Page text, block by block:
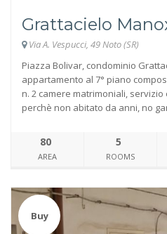
Grattacielo
Via A. Vespucci, 49 Noto (SR)
Piazza Bolivar, condominio
appartamento al 7° piano
n. 2 camere matrimoniali,
perchè non abitato da anni, no
80
AREA
5
ROOMS
Buy